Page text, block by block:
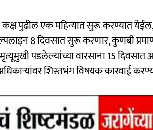
पुढील एक महिन्यात सुरू करण्यात येईल,
8 दिवसात सुरू करणार, कुणबी
पडलेल्यांच्या वारसाना 15 दिवसात
शिस्तभंग विषयक कारवाई